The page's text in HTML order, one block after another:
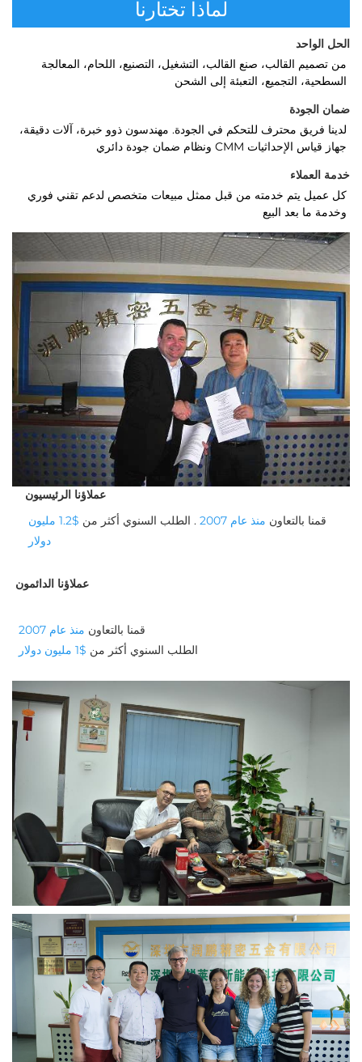
لماذا تختارنا
الحل الواحد
من تصميم القالب، صنع القالب، التشغيل، التصنيع، اللحام، المعالجة
السطحية، التجميع، التعبئة إلى الشحن
ضمان الجودة
لدينا فريق محترف للتحكم في الجودة. مهندسون ذوو خبرة، آلات دقيقة،
جهاز قياس الإحداثيات CMM ونظام ضمان جودة دائري
خدمة العملاء
وخدمة ما بعد البيع
عملاؤنا الرئيسيون
قمنا بالتعاون منذ عام 2007 . الطلب السنوي أكثر من
$1.2 مليون
دولار
عملاؤنا الدائمون
قمنا بالتعاون منذ عام 2007
الطلب السنوي أكثر من $1 مليون دولار